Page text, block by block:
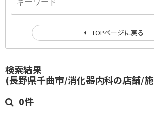
検索結果
(長野県千曲市/消化器内科の店舗/施
0件
TOPページに戻る